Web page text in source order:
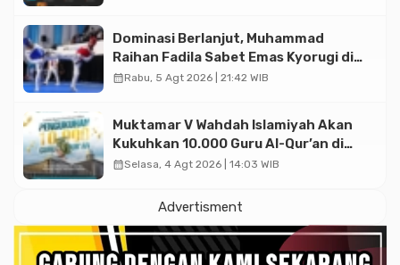
Dominasi Berlanjut, Muhammad
Raihan Fadila Sabet Emas Kyorugi di
Asian Taekwondo Indonesia Open
calendar_monthRabu, 5 Agt 2026 | 21:42 WIB
Muktamar V Wahdah Islamiyah Akan
Kukuhkan 10.000 Guru Al-Qur’an di
Masjid Istiqlal
calendar_monthSelasa, 4 Agt 2026 | 14:03 WIB
Advertisment